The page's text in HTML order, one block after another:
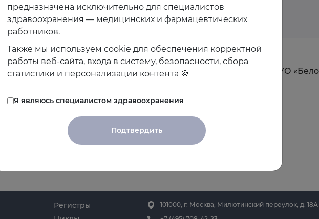
заведующая кафедрой кардиологии и внутренних болезней УО
Регистры
101000, г. Москва, Милютинский переулок, д. 18А
предназначена исключительно для специалистов
здравоохранения — медицинских и фармацевтических
работников.
Также мы используем cookie для обеспечения корректной
работы веб-сайта, входа в систему, безопасности, сбора
статистики и персонализации контента 🍪
Я являюсь специалистом здравоохранения
Подтвердить